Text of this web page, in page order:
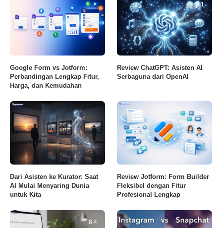
Google Form vs Jotform:
Perbandingan Lengkap Fitur,
Harga, dan Kemudahan
9.1
Review ChatGPT: Asisten AI
Serbaguna dari OpenAI
Dari Asisten ke Kurator: Saat
AI Mulai Menyaring Dunia
untuk Kita
8.6
Review Jotform: Form Builder
Fleksibel dengan Fitur
Profesional Lengkap
8.4